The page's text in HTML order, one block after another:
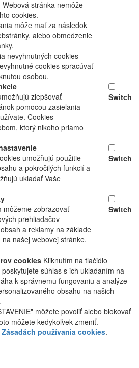
stránka nemôže
cookies.
môže mať za následok
alebo obmedzenie
nevyhnutných cookies -
cookies spracúvať
osobou.
zlepšovať
pomocou zasielania
Cookies
ktorý nikoho priamo
Switch
umožňujú použitie
a pokročilých funkcií a
ukladať Vaše
Switch
môžeme zobrazovať
prehliadačov
a reklamy na základe
našej webovej stránke.
Switch
cookies Kliknutím na tlačidlo
súhlas s ich ukladaním na
k správnemu fungovaniu a analýze
obsahu na našich
môžete povoliť alebo blokovať
môžete kedykoľvek zmeniť.
Zásadách používania cookies.